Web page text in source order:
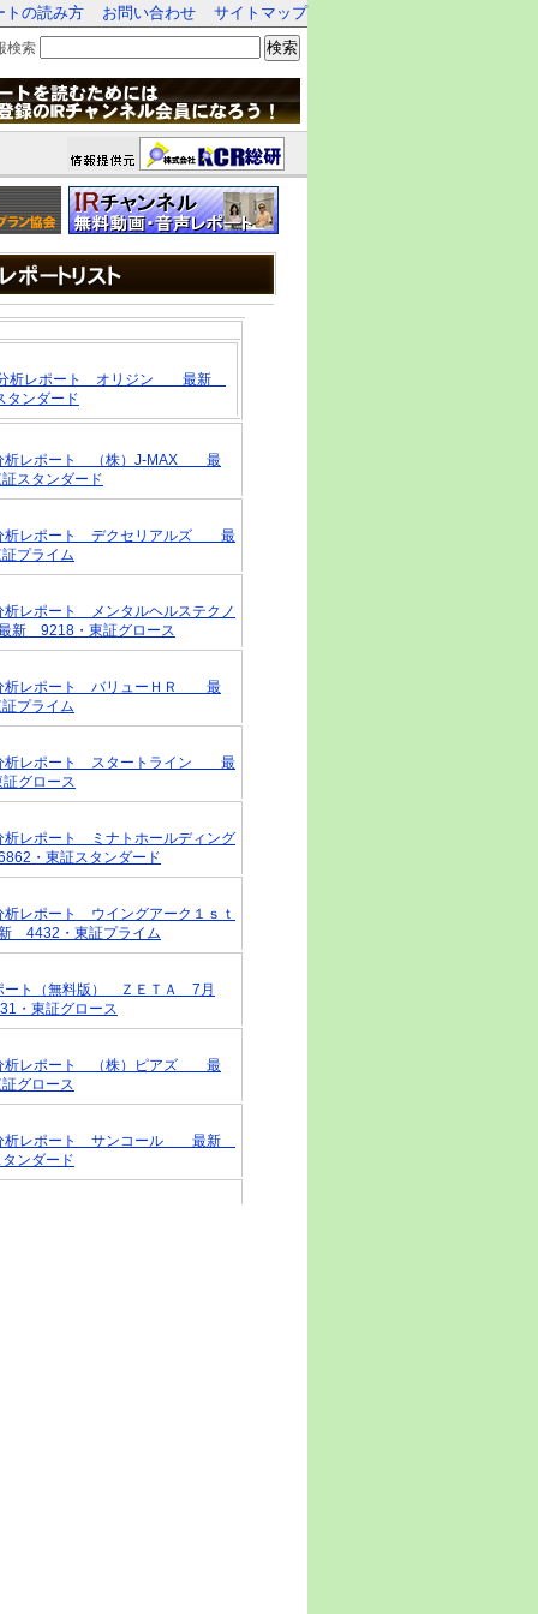
トの読み方 お問い合わせ サイトマップ
検索 検索
分析レポート オリジン 最新
タンダード
析レポート （株）J-MAX 最
スタンダード
析レポート デクセリアルズ 最
プライム
析レポート メンタルヘルステクノ
9218・東証グロース
析レポート バリューＨＲ 最
プライム
析レポート スタートライン 最
グロース
析レポート ミナトホールディング
・東証スタンダード
析レポート ウイングアーク１ｓｔ
4432・東証プライム
ート（無料版） ＺＥＴＡ 7月
東証グロース
析レポート （株）ピアズ 最
グロース
析レポート サンコール 最新
ンダード